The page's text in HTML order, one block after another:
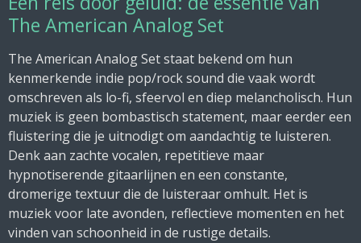
The American Analog Set
The American Analog Set staat bekend om hun
kenmerkende indie pop/rock sound die vaak wordt
omschreven als lo-fi, sfeervol en diep melancholisch. Hun
muziek is geen bombastisch statement, maar eerder een
fluistering die je uitnodigt om aandachtig te luisteren.
Denk aan zachte vocalen, repetitieve maar
hypnotiserende gitaarlijnen en een constante,
dromerige textuur die de luisteraar omhult. Het is
muziek voor late avonden, reflectieve momenten en het
vinden van schoonheid in de rustige details.